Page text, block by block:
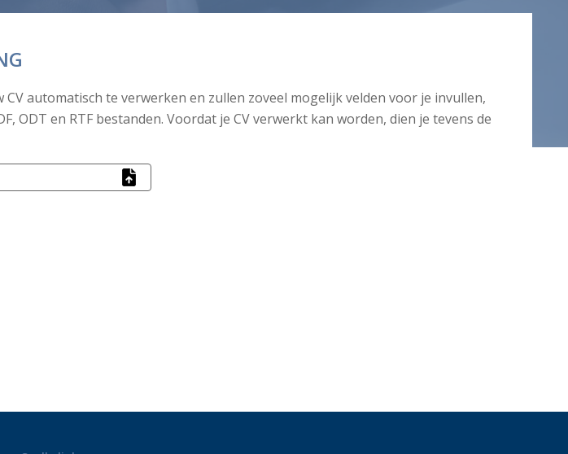
automatisch te verwerken en zullen zoveel mogelijk velden voor je invullen,
ODT en RTF bestanden. Voordat je CV verwerkt kan worden, dien je tevens de